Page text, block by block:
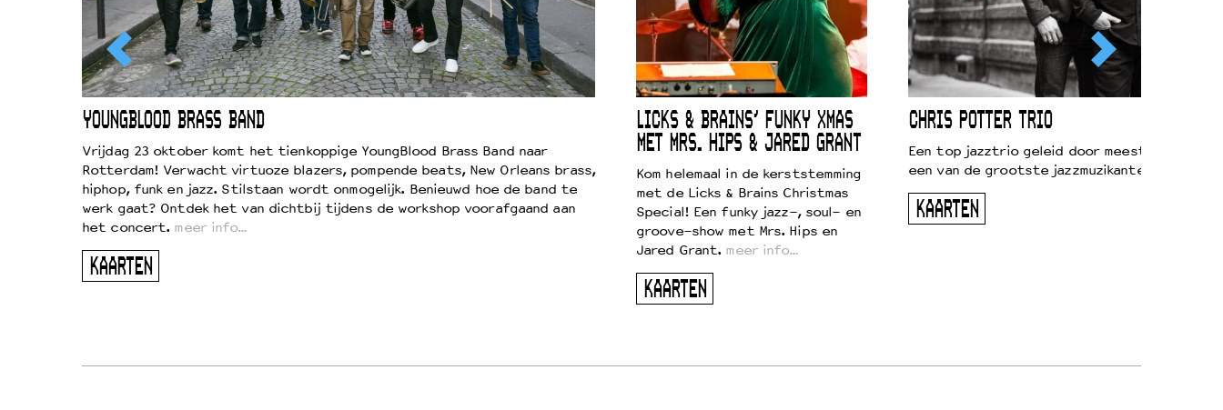
YOUNGBLOOD BRASS BAND
Vrijdag 23 oktober komt het tienkoppige YoungBlood Brass Band naar
Rotterdam! Verwacht virtuoze blazers, pompende beats, New Orleans brass,
hiphop, funk en jazz. Stilstaan wordt onmogelijk. Benieuwd hoe de band te
werk gaat? Ontdek het van dichtbij tijdens de workshop voorafgaand aan
het concert. meer info…
KAARTEN
LICKS & BRAINS’ FUNKY XMAS
MET MRS. HIPS & JARED GRANT
Kom helemaal in de kerststemming
met de Licks & Brains Christmas
Special! Een funky jazz-, soul- en
groove-show met Mrs. Hips en
Jared Grant. meer info…
KAARTEN
CHRIS POTTER TRIO
Een top jazztrio geleid door
een van de grootste jazzmuzikanten van zijn
KAARTEN